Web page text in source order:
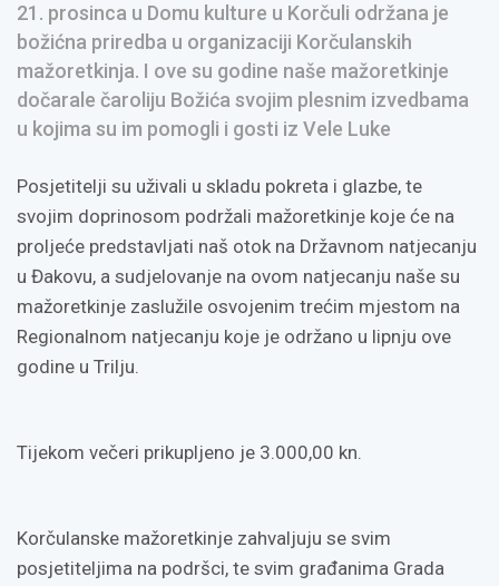
21. prosinca u Domu kulture u Korčuli održana je
božićna priredba u organizaciji Korčulanskih
mažoretkinja. I ove su godine naše mažoretkinje
dočarale čaroliju Božića svojim plesnim izvedbama
u kojima su im pomogli i gosti iz Vele Luke
Posjetitelji su uživali u skladu pokreta i glazbe, te
svojim doprinosom podržali mažoretkinje koje će na
proljeće predstavljati naš otok na Državnom natjecanju
u Đakovu, a sudjelovanje na ovom natjecanju naše su
mažoretkinje zaslužile osvojenim trećim mjestom na
Regionalnom natjecanju koje je održano u lipnju ove
godine u Trilju.
Tijekom večeri prikupljeno je 3.000,00 kn.
Korčulanske mažoretkinje zahvaljuju se svim
posjetiteljima na podršci, te svim građanima Grada